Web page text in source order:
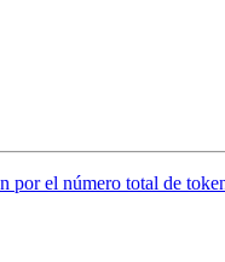
por el número total de